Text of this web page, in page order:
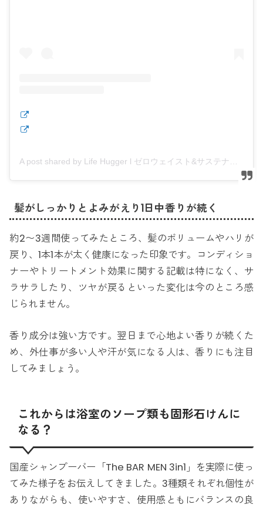
髪がしっかりとよみがえり1日中香りが続く
約2〜3週間使ってみたところ、髪のボリュームやハリが
戻り、1本1本が太く健康になった印象です。コンディショ
ナーやトリートメント効果に関する記載は特になく、サ
ラサラしたり、ツヤが戻るといった変化は今のところ感
じられません。
香り成分は強い方です。翌日まで心地よい香りが続くた
め、外仕事が多い人や汗が気になる人は、香りにも注目
してみましょう。
これからは浴室のソープ類も固形石けんに
なる？
国産シャンプーバー「The BAR MEN 3in1」を実際に使っ
てみた様子をお伝えしてきました。3種類それぞれ個性が
ありながらも、使いやすさ、使用感ともにバランスの良